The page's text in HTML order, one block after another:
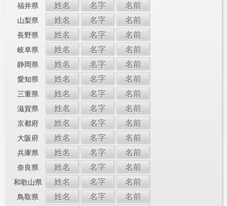
福井県 姓名 名字 名前
山梨県 姓名 名字 名前
長野県 姓名 名字 名前
岐阜県 姓名 名字 名前
静岡県 姓名 名字 名前
愛知県 姓名 名字 名前
三重県 姓名 名字 名前
滋賀県 姓名 名字 名前
京都府 姓名 名字 名前
大阪府 姓名 名字 名前
兵庫県 姓名 名字 名前
奈良県 姓名 名字 名前
和歌山県 姓名 名字 名前
鳥取県 姓名 名字 名前